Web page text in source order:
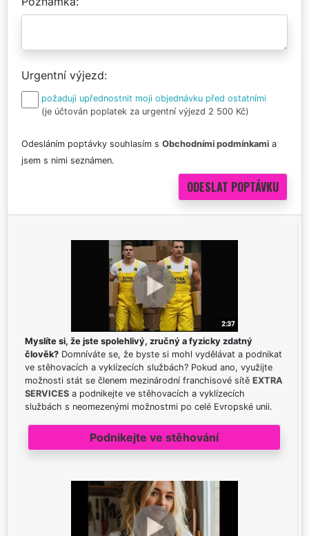
Urgentní výjezd
požaduji upřednostnit moji objednávku před ostatními
(je účtován poplatek za urgentní výjezd 2 500 Kč)
Odesláním poptávky souhlasím s Obchodními podmínkami a
jsem s nimi seznámen.
Myslíte si, že jste spolehlivý, zručný a fyzicky zdatný
člověk? Domníváte se, že byste si mohl vydělávat a podnikat
ve stěhovacích a vyklízecích službách? Pokud ano, využijte
možnosti stát se členem mezinárodní franchisové sítě EXTRA
SERVICES a podnikejte ve stěhovacích a vyklízecích
službách s neomezenými možnostmi po celé Evropské unii.
Podnikejte ve stěhování